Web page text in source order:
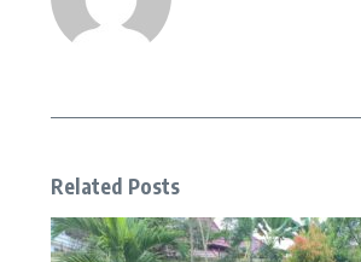
Related Posts